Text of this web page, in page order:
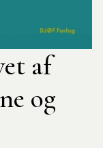
af
og